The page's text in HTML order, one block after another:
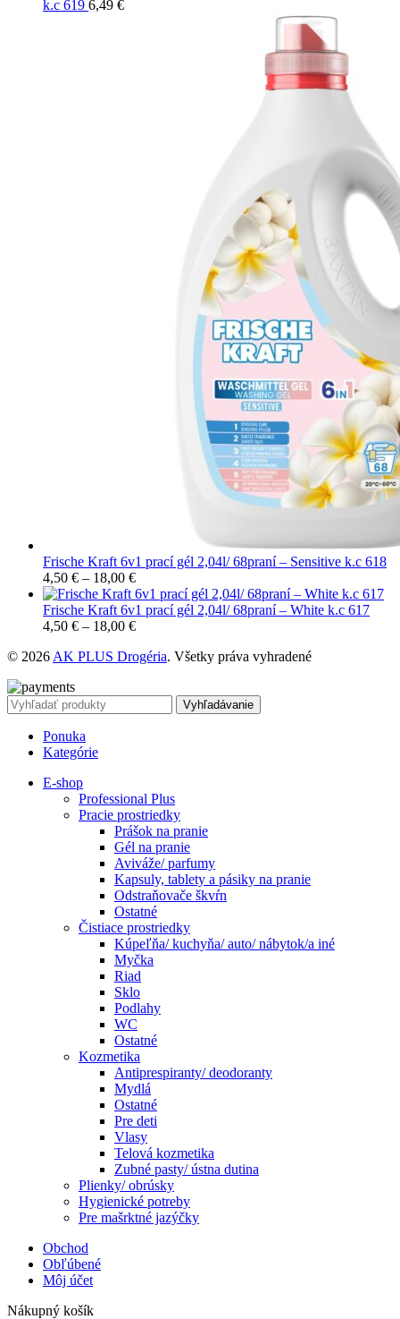
k.c 619 6,49 €
Frische Kraft 6v1 prací gél 2,04l/ 68praní – Sensitive k.c 618
4,50 € – 18,00 €
Frische Kraft 6v1 prací gél 2,04l/ 68praní – White k.c 617
4,50 € – 18,00 €
© 2026 AK PLUS Drogéria. Všetky práva vyhradené
Vyhľadávanie
Ponuka
Kategórie
E-shop
Professional Plus
Pracie prostriedky
Prášok na pranie
Gél na pranie
Aviváže/ parfumy
Kapsuly, tablety a pásiky na pranie
Odstraňovače škvŕn
Ostatné
Čistiace prostriedky
Kúpeľňa/ kuchyňa/ auto/ nábytok/a iné
Myčka
Riad
Sklo
Podlahy
WC
Ostatné
Kozmetika
Antiprespiranty/ deodoranty
Mydlá
Ostatné
Pre deti
Vlasy
Telová kozmetika
Zubné pasty/ ústna dutina
Plienky/ obrúsky
Hygienické potreby
Pre mašrktné jazýčky
Obchod
Obľúbené
Môj účet
Nákupný košík